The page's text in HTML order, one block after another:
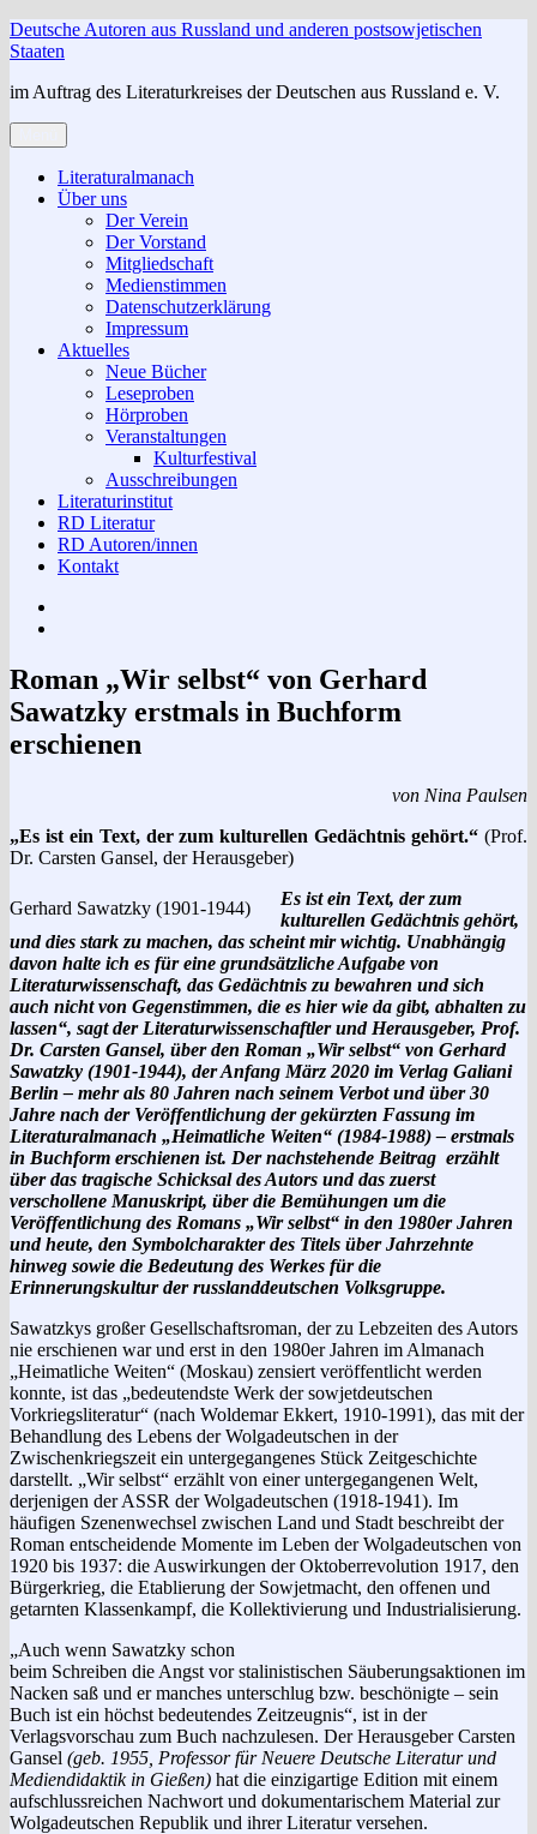
Zum
Inhalt
Deutsche Autoren aus Russland und anderen postsowjetischen
Staaten
im Auftrag des Literaturkreises der Deutschen aus Russland e. V.
Literaturalmanach
Über uns
Der Verein
Der Vorstand
Mitgliedschaft
Medienstimmen
Datenschutzerklärung
Impressum
Aktuelles
Neue Bücher
Leseproben
Hörproben
Veranstaltungen
Kulturfestival
Ausschreibungen
Literaturinstitut
RD Literatur
RD Autoren/innen
Kontakt
Roman „Wir selbst“ von Gerhard
Sawatzky erstmals in Buchform
erschienen
von Nina Paulsen
„Es ist ein Text, der zum kulturellen Gedächtnis gehört.“ (Prof.
Dr. Carsten Gansel, der Herausgeber)
Gerhard Sawatzky (1901-1944)
Es ist ein Text, der zum
kulturellen Gedächtnis gehört,
und dies stark zu machen, das scheint mir wichtig. Unabhängig
davon halte ich es für eine grundsätzliche Aufgabe von
Literaturwissenschaft, das Gedächtnis zu bewahren und sich
auch nicht von Gegenstimmen, die es hier wie da gibt, abhalten zu
lassen“, sagt der Literaturwissenschaftler und Herausgeber, Prof.
Dr. Carsten Gansel, über den Roman „Wir selbst“ von Gerhard
Sawatzky (1901-1944), der Anfang März 2020 im Verlag Galiani
Berlin – mehr als 80 Jahren nach seinem Verbot und über 30
Jahre nach der Veröffentlichung der gekürzten Fassung im
Literaturalmanach „Heimatliche Weiten“ (1984-1988) – erstmals
in Buchform erschienen ist. Der nachstehende Beitrag erzählt
über das tragische Schicksal des Autors und das zuerst
verschollene Manuskript, über die Bemühungen um die
Veröffentlichung des Romans „Wir selbst“ in den 1980er Jahren
und heute, den Symbolcharakter des Titels über Jahrzehnte
hinweg sowie die Bedeutung des Werkes für die
Erinnerungskultur der russlanddeutschen Volksgruppe.
Sawatzkys großer Gesellschaftsroman, der zu Lebzeiten des Autors
nie erschienen war und erst in den 1980er Jahren im Almanach
„Heimatliche Weiten“ (Moskau) zensiert veröffentlicht werden
konnte, ist das „bedeutendste Werk der sowjetdeutschen
Vorkriegsliteratur“ (nach Woldemar Ekkert, 1910-1991), das mit der
Behandlung des Lebens der Wolgadeutschen in der
Zwischenkriegszeit ein untergegangenes Stück Zeitgeschichte
darstellt. „Wir selbst“ erzählt von einer untergegangenen Welt,
derjenigen der ASSR der Wolgadeutschen (1918-1941). Im
häufigen Szenenwechsel zwischen Land und Stadt beschreibt der
Roman entscheidende Momente im Leben der Wolgadeutschen von
1920 bis 1937: die Auswirkungen der Oktoberrevolution 1917, den
Bürgerkrieg, die Etablierung der Sowjetmacht, den offenen und
getarnten Klassenkampf, die Kollektivierung und Industrialisierung.
„Auch wenn Sawatzky schon
beim Schreiben die Angst vor stalinistischen Säuberungsaktionen im
Nacken saß und er manches unterschlug bzw. beschönigte – sein
Buch ist ein höchst bedeutendes Zeitzeugnis“, ist in der
Verlagsvorschau zum Buch nachzulesen. Der Herausgeber Carsten
Gansel (geb. 1955, Professor für Neuere Deutsche Literatur und
Mediendidaktik in Gießen) hat die einzigartige Edition mit einem
aufschlussreichen Nachwort und dokumentarischem Material zur
Wolgadeutschen Republik und ihrer Literatur versehen.